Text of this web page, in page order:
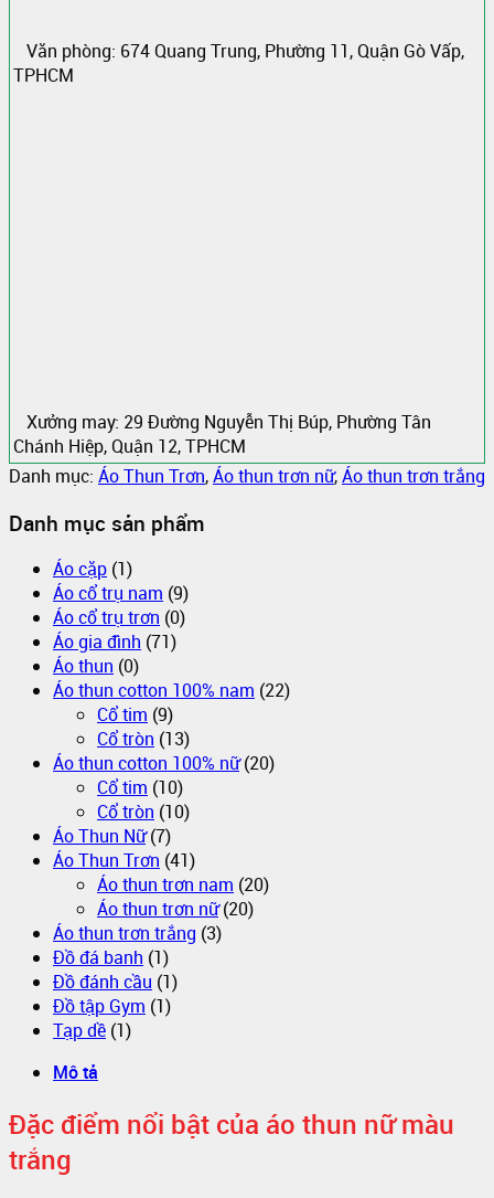
Văn phòng: 674 Quang Trung, Phường 11, Quận Gò Vấp,
TPHCM
Xưởng may: 29 Đường Nguyễn Thị Búp, Phường Tân
Chánh Hiệp, Quận 12, TPHCM
Danh mục: Áo Thun Trơn,Áo thun trơn nữ,Áo thun trơn trắng
Danh mục sản phẩm
Áo cặp (1)
Áo cổ trụ nam (9)
Áo cổ trụ trơn (0)
Áo gia đình (71)
Áo thun (0)
Áo thun cotton 100% nam (22)
Cổ tim (9)
Cổ tròn (13)
Áo thun cotton 100% nữ (20)
Cổ tim (10)
Cổ tròn (10)
Áo Thun Nữ (7)
Áo Thun Trơn (41)
Áo thun trơn nam (20)
Áo thun trơn nữ (20)
Áo thun trơn trắng (3)
Đồ đá banh (1)
Đồ đánh cầu (1)
Đồ tập Gym (1)
Tạp dề (1)
Mô tả
Đặc điểm nổi bật của áo thun nữ màu
trắng